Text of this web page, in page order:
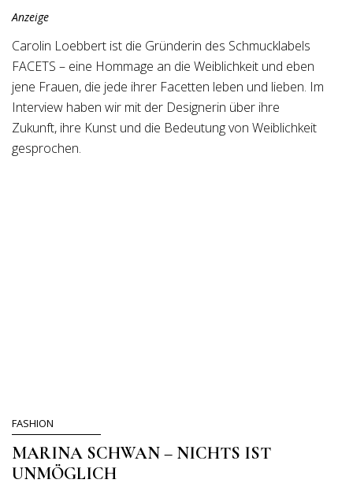
Anzeige
Carolin Loebbert ist die Gründerin des Schmucklabels
FACETS – eine Hommage an die Weiblichkeit und eben
jene Frauen, die jede ihrer Facetten leben und lieben. Im
Interview haben wir mit der Designerin über ihre
Zukunft, ihre Kunst und die Bedeutung von Weiblichkeit
gesprochen.
FASHION
MARINA SCHWAN – NICHTS IST
UNMÖGLICH